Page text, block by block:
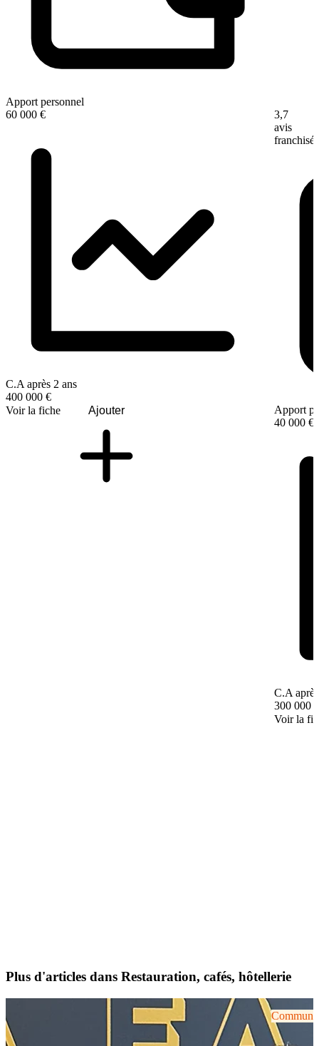
Apport personnel
60 000 €
C.A après 2 ans
400 000 €
Voir la fiche
Ajouter
3,7
avis
franchisé
Apport
40 000 €
C.A
300 000 €
Voir la
Plus d'articles dans Restauration, cafés, hôtellerie